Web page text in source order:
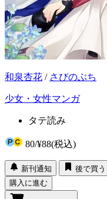
和泉杏花 / さびのぶち
少女・女性マンガ
タテ読み
80/¥88(税込)
新刊通知
後で買う
購入に進む